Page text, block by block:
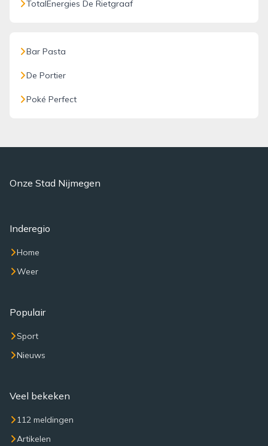
TotalEnergies De Rietgraaf
Bar Pasta
De Portier
Poké Perfect
Onze Stad Nijmegen
Inderegio
Home
Weer
Populair
Sport
Nieuws
Veel bekeken
112 meldingen
Artikelen